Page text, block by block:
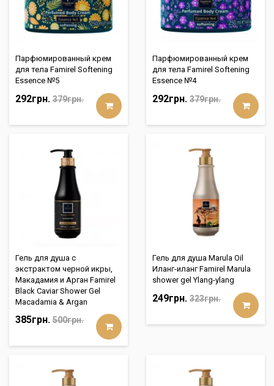
Парфюмированный крем
для тела Famirel Softening
Essence №5
292грн. 379грн.
Парфюмированный крем
для тела Famirel Softening
Essence №4
292грн. 379грн.
Гель для душа с
экстрактом черной икры,
Макадамия и Арган Famirel
Black Caviar Shower Gel
Macadamia & Argan
385грн. 500грн.
Гель для душа Marula Oil
Иланг-иланг Famirel Marula
shower gel Ylang-ylang
249грн. 323грн.